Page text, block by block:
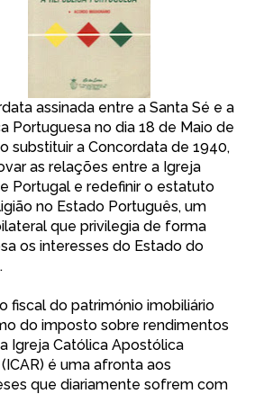
assinada entre a Santa Sé e a
Portuguesa no dia 18 de Maio de
substituir a Concordata de 1940,
as relações entre a Igreja
Portugal e redefinir o estatuto
no Estado Português, um
que privilegia de forma
os interesses do Estado do
fiscal do património imobiliário
do imposto sobre rendimentos
Igreja Católica Apostólica
é uma afronta aos
que diariamente sofrem com